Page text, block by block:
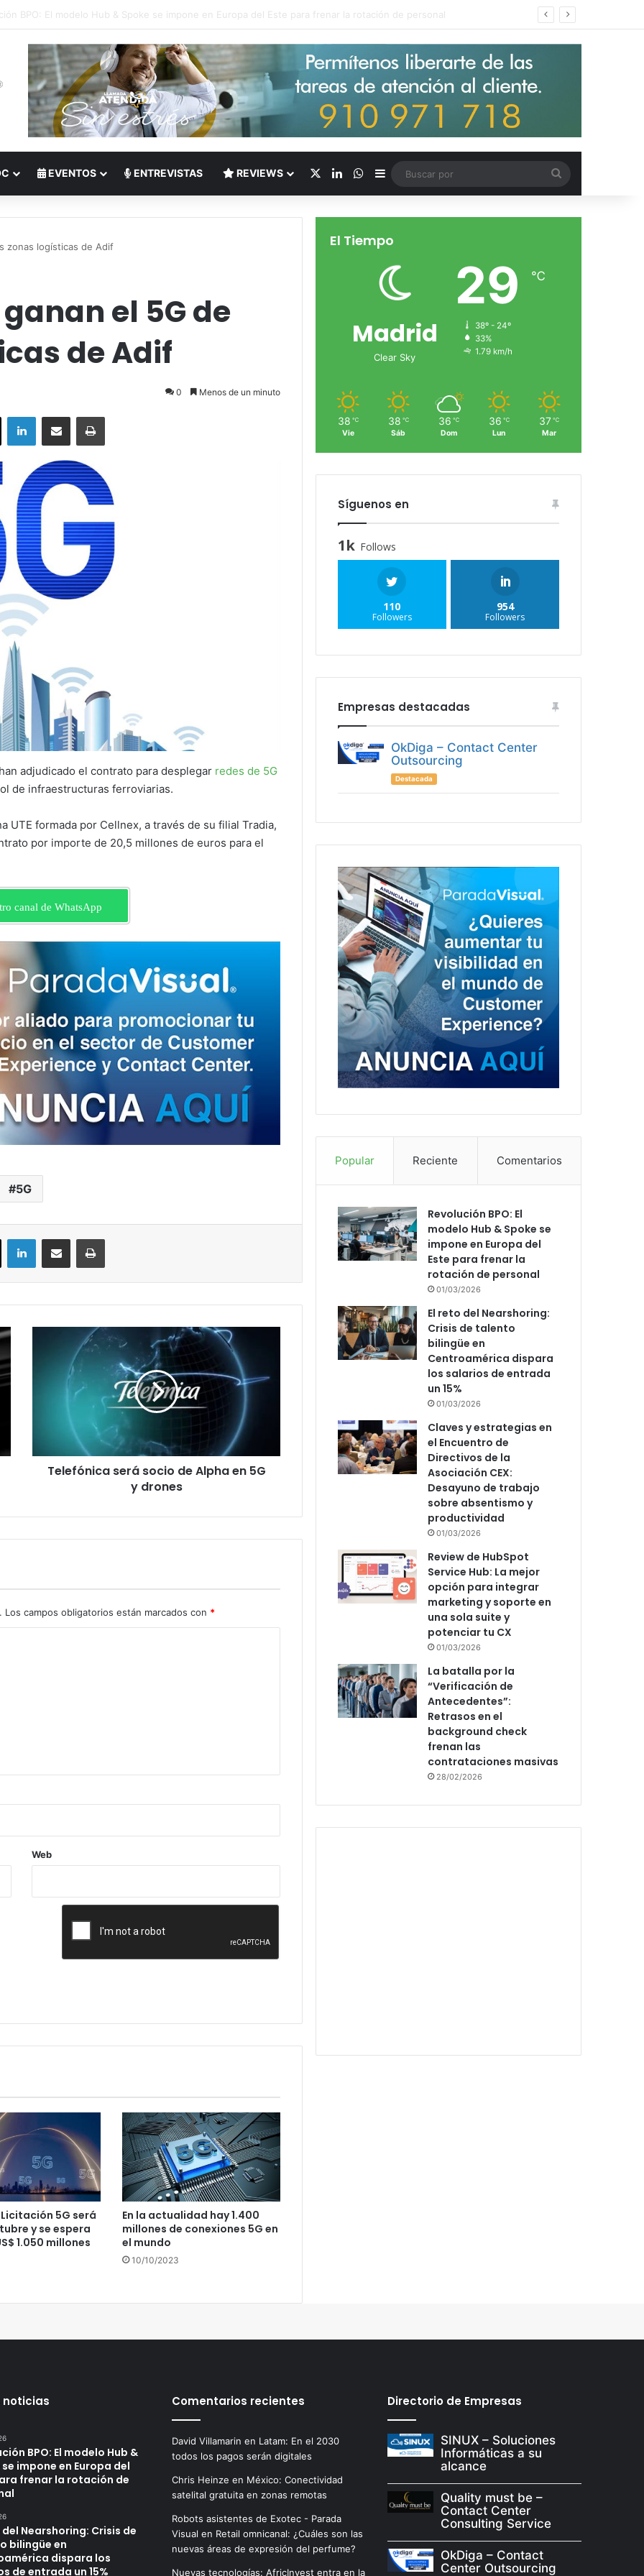
del Nearshoring: Crisis de talento bilingüe en Centroamérica dispara los salarios de entrada un 15%
EVENTOS ENTREVISTAS REVIEWS LinkedInWhatsApp
Barra lateral
por
zonas logísticas de Adif
el 5G de
de Adif
0 Menos de un minuto
X LinkedInCompartir por correo electrónicoImprimir
adjudicado el contrato para desplegar redes de 5G
de infraestructuras ferroviarias.
UTE formada por Cellnex, a través de su filial Tradia,
por importe de 20,5 millones de euros para el
canal de WhatsApp
5G
X LinkedInCompartir por correo electrónicoImprimir
drones
Telefónica será socio de Alpha en 5G
y drones
Los campos obligatorios están marcados con *
Web
5G será
y se espera
1.050 millones
En la actualidad hay 1.400
millones de conexiones 5G en
el mundo
10/10/2023
El Tiempo
Madrid
Clear Sky
29 ℃
38º - 24º
33%
1.79 km/h
38 ℃
Vie
38 ℃
Sáb
36 ℃
Dom
36 ℃
Lun
37 ℃
Mar
Síguenos en
1k Follows
110
Followers
954
Followers
Empresas destacadas
OkDiga – Contact Center
Outsourcing
Destacada
Popular Reciente Comentarios
Revolución BPO: El
modelo Hub & Spoke se
impone en Europa del
Este para frenar la
rotación de personal
01/03/2026
El reto del Nearshoring:
Crisis de talento
bilingüe en
Centroamérica dispara
los salarios de entrada
un 15%
01/03/2026
Claves y estrategias en
el Encuentro de
Directivos de la
Asociación CEX:
Desayuno de trabajo
sobre absentismo y
productividad
01/03/2026
Review de HubSpot
Service Hub: La mejor
opción para integrar
marketing y soporte en
una sola suite y
potenciar tu CX
01/03/2026
La batalla por la
“Verificación de
Antecedentes”:
Retrasos en el
background check
frenan las
contrataciones masivas
28/02/2026
noticias
BPO: El modelo Hub &
impone en Europa del
frenar la rotación de
del Nearshoring: Crisis de
bilingüe en
dispara los
de entrada un 15%
Comentarios recientes
David Villamarin en Latam: En el 2030
todos los pagos serán digitales
Chris Heinze en México: Conectividad
satelital gratuita en zonas remotas
Robots asistentes de Exotec - Parada
Visual en Retail omnicanal: ¿Cuáles son las
nuevas áreas de expresión del perfume?
Nuevas tecnologías: AfricInvest entra en la
Directorio de Empresas
SINUX – Soluciones
Informáticas a su
alcance
Quality must be –
Contact Center
Consulting Service
OkDiga – Contact
Center Outsourcing